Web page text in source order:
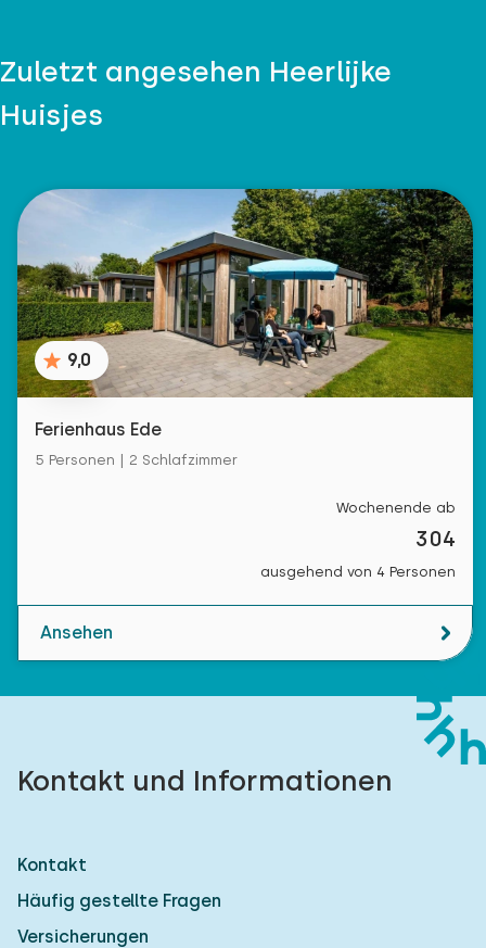
Zuletzt angesehen Heerlijke
Huisjes
9,0
Ferienhaus Ede
5 Personen | 2 Schlafzimmer
Wochenende ab
304
ausgehend von 4 Personen
Ansehen
Kontakt und Informationen
Kontakt
Häufig gestellte Fragen
Versicherungen